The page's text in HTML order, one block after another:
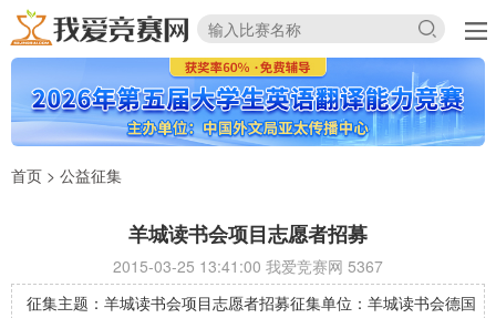
首页 > 公益征集
羊城读书会项目志愿者招募
2015-03-25 13:41:00 我爱竞赛网 5367
征集主题：羊城读书会项目志愿者招募征集单位：羊城读书会德国